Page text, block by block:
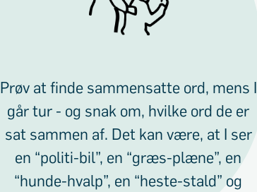
Prøv at finde sammensatte ord, mens I
går tur - og snak om, hvilke ord de er
sat sammen af. Det kan være, at I ser
en “politi-bil”, en “græs-plæne”, en
“hunde-hvalp”, en “heste-stald” og